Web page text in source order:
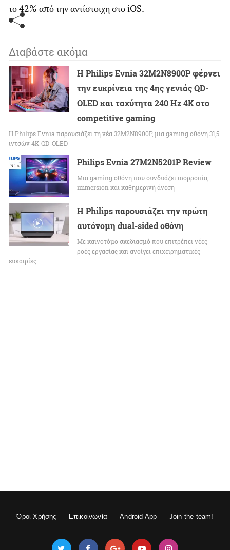
το 42% από την αντίστοιχη στο iOS.
Διαβάστε ακόμα
Η Philips Evnia 32M2N8900P φέρνει
την ευκρίνεια της 4ης γενιάς QD-
OLED και ταχύτητα 240 Hz 4K στο
competitive gaming
Η Philips Evnia παρουσιάζει τη νέα 32M2N8900P, μια gaming οθόνη 31,5
ιντσών 4K QD-OLED
Philips Evnia 27M2N5201P Review
Μια gaming οθόνη που συνδυάζει ισορροπία,
immersion και καθημερινή άνεση
Η Philips παρουσιάζει την πρώτη
αυτόνομη dual-sided οθόνη
Με καινοτόμο σχεδιασμό που επιτρέπει νέες
ροές εργασίας και ανοίγει επιχειρηματικές
ευκαιρίες
Όροι Χρήσης Επικοινωνία Android App Join the team!